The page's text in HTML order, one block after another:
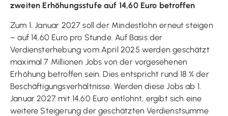
zweiten Erhöhungsstufe auf 14,60 Euro betroffen
Zum 1. Januar 2027 soll der Mindestlohn erneut steigen
– auf 14,60 Euro pro Stunde. Auf Basis der
Verdiensterhebung vom April 2025 werden geschätzt
maximal 7 Millionen Jobs von der vorgesehenen
Erhöhung betroffen sein. Dies entspricht rund 18 % der
Beschäftigungsverhältnisse. Werden diese Jobs ab 1.
Januar 2027 mit 14,60 Euro entlohnt, ergibt sich eine
weitere Steigerung der geschätzten Verdienstsumme